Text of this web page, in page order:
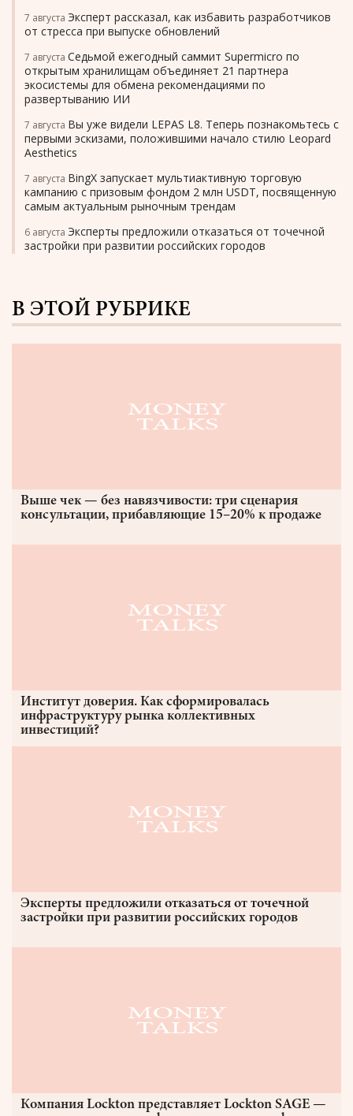
7 августа Эксперт рассказал, как избавить разработчиков
от стресса при выпуске обновлений
7 августа Седьмой ежегодный саммит Supermicro по
открытым хранилищам объединяет 21 партнера
экосистемы для обмена рекомендациями по
развертыванию ИИ
7 августа Вы уже видели LEPAS L8. Теперь познакомьтесь с
первыми эскизами, положившими начало стилю Leopard
Aesthetics
7 августа BingX запускает мультиактивную торговую
кампанию с призовым фондом 2 млн USDT, посвященную
самым актуальным рыночным трендам
6 августа Эксперты предложили отказаться от точечной
застройки при развитии российских городов
В ЭТОЙ РУБРИКЕ
Выше чек — без навязчивости: три сценария
консультации, прибавляющие 15–20% к продаже
Институт доверия. Как сформировалась
инфраструктуру рынка коллективных
инвестиций?
Эксперты предложили отказаться от точечной
застройки при развитии российских городов
Компания Lockton представляет Lockton SAGE —